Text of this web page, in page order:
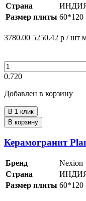
Страна
Размер плиты 60*120
3780.00 5250.42 р / шт
0.720
Добавлен в корзину
В 1 клик
В корзину
Керамогранит
Бренд
Nexion
Страна
Размер плиты 60*120